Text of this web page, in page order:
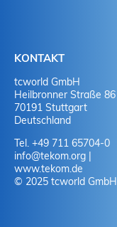
KONTAKT
tcworld GmbH
Heilbronner Straße 86
70191 Stuttgart
Deutschland
Tel. +49 711 65704-0
info@tekom.org |
www.tekom.de
© 2025 tcworld GmbH